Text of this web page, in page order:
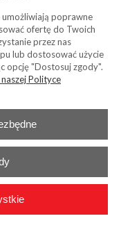
BDO: 000024178
1160 2202 0000 0004 9138
556
poprawne
ofertę do Twoich
przez nas
lub dostosować użycie
opcję "Dostosuj zgody".
Polityce